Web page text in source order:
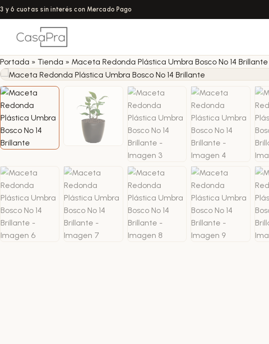
3 y 6 cuotas sin interés con Mercado Pago
Portada » Tienda » Maceta Redonda Plástica Umbra Bosco Nº 14 Brillante